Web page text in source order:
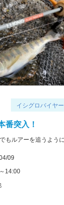
イシグロバイヤー
番突入！
09
14:00